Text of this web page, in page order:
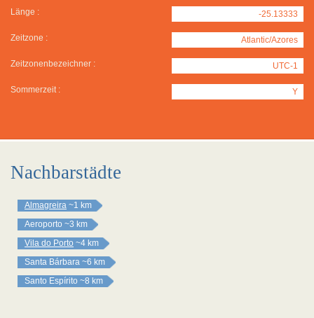
Länge : -25.13333
Zeitzone : Atlantic/Azores
Zeitzonenbezeichner : UTC-1
Sommerzeit : Y
Nachbarstädte
Almagreira ~1 km
Aeroporto ~3 km
Vila do Porto ~4 km
Santa Bárbara ~6 km
Santo Espírito ~8 km